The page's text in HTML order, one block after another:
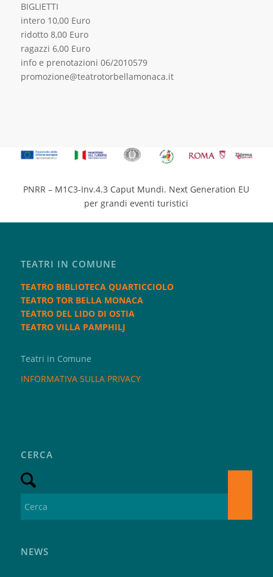
BIGLIETTI
intero 10,00 Euro
ridotto 8,00 Euro
ragazzi 6,00 Euro
info e prenotazioni 06/2010579
promozione@teatrotorbellamonaca.it
PNRR – M1C3-Inv.4.3 Caput Mundi. Next Generation EU
per grandi eventi turistici
TEATRI IN COMUNE
TEATRO BIBLIOTECA QUARTICCIOLO
TEATRO TOR BELLA MONACA
TEATRO DEL LIDO DI OSTIA
TEATRO VILLA PAMPHILJ
Teatri in Comune
INFORMATIVA SULLA PRIVACY
CERCA
NEWS